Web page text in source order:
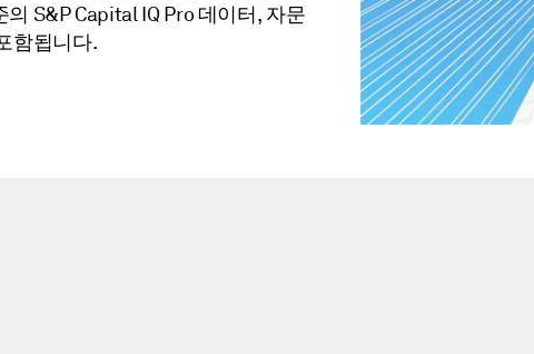
S&P Capital IQ Pro 데이터, 자문
함됩니다.